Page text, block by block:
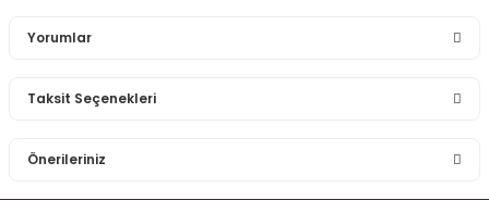
Yorumlar
Taksit Seçenekleri
Önerileriniz